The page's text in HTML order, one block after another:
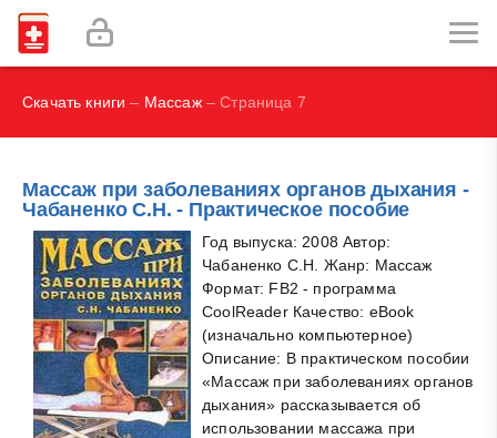
С., Дж. М. Риппе, А. Лисбон, С. О. Херд
И.В., Брегель Л.В., Субботин В.М.
Скачать книги – Массаж– Страница 7
Массаж при заболеваниях органов дыхания -
Чабаненко С.Н. - Практическое пособие
Год выпуска: 2008 Автор:
Чабаненко С.Н. Жанр: Массаж
Формат: FB2 - программа
CoolReader Качество: eBook
(изначально компьютерное)
Описание: В практическом пособии
«Массаж при заболеваниях органов
дыхания» рассказывается об
использовании массажа при